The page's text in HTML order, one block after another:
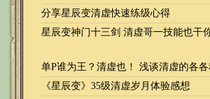
分享星辰变清虚快速练级心得
星辰变神门十三剑 清虚哥一技能也干
单P谁为王？清虚也！ 浅谈清虚的各
《星辰变》35级清虚岁月体验感想